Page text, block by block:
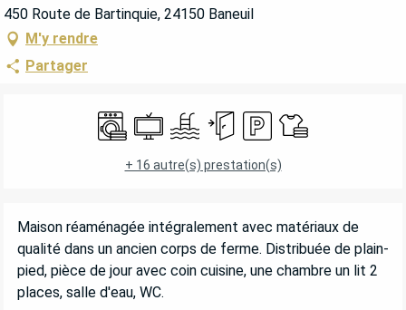
450 Route de Bartinquie, 24150 Baneuil
M'y rendre
Partager
OUVERTURE ET COORDONNÉES
Lave lingeTélévisionPiscineEntrée indépendante
ParkingDraps et linge
+ 16 autre(s) prestation(s)
DESCRIPTION
Maison réaménagée intégralement avec matériaux de
qualité dans un ancien corps de ferme. Distribuée de plain-
pied, pièce de jour avec coin cuisine, une chambre un lit 2
places, salle d'eau, WC.